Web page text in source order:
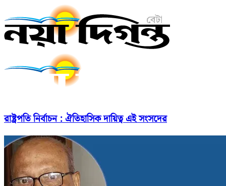
রাষ্ট্রপতি নির্বাচন : ঐতিহাসিক দায়িত্ব এই সংসদের